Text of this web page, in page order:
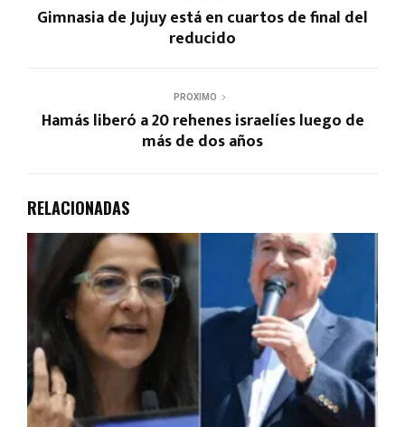
Gimnasia de Jujuy está en cuartos de final del
reducido
PROXIMO
Hamás liberó a 20 rehenes israelíes luego de
más de dos años
RELACIONADAS